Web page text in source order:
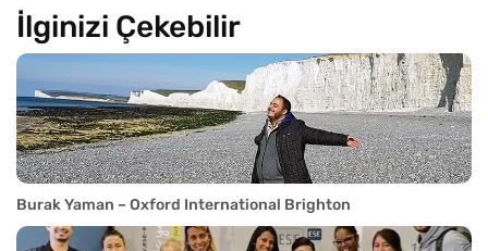
İlginizi Çekebilir
Burak Yaman – Oxford International Brighton